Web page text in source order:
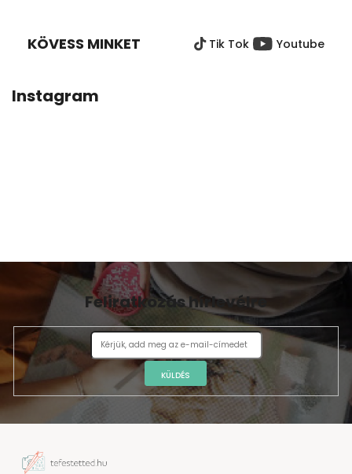
KÖVESS MINKET Tik Tok Youtube
Instagram
Feliratkozás hírlevélre
KÜLDÉS